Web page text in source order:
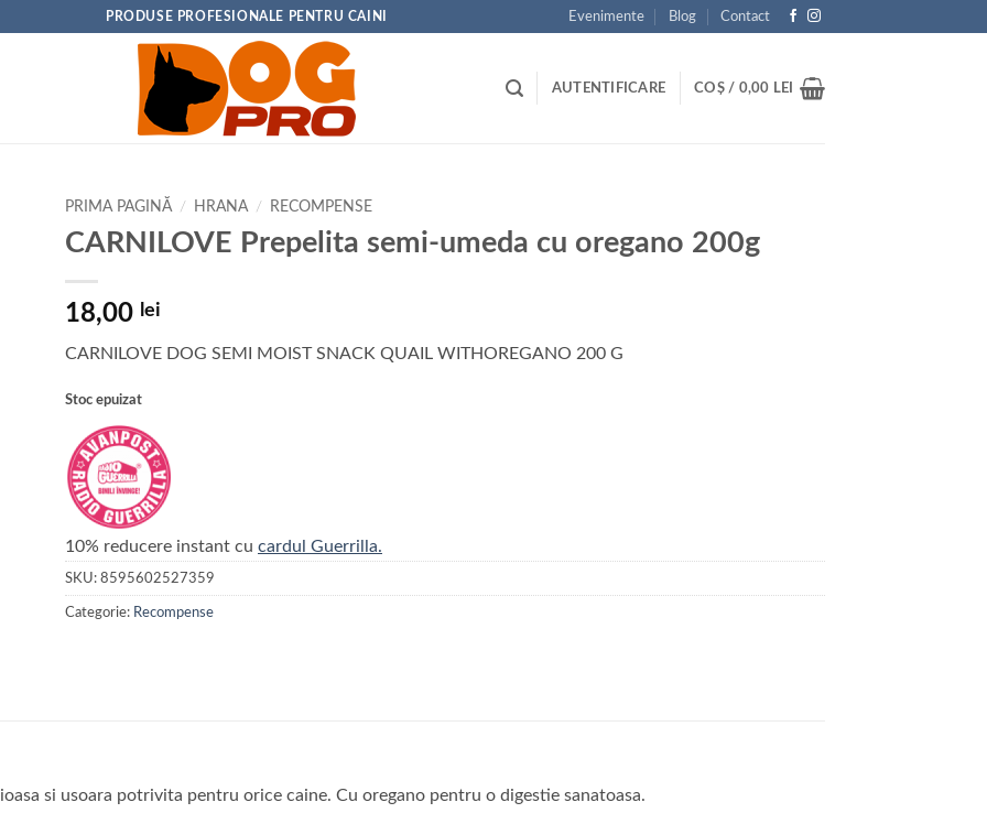
PRODUSE PROFESIONALE PENTRU CAINI Evenimente Blog Contact
AUTENTIFICARE COȘ / 0,00 LEI
PRIMA PAGINĂ / HRANA / RECOMPENSE
CARNILOVE Prepelita semi-umeda cu oregano 200g
18,00 lei
CARNILOVE DOG SEMI MOIST SNACK QUAIL WITHOREGANO 200 G
Stoc epuizat
10% reducere instant cu cardul Guerrilla.
SKU: 8595602527359
Categorie: Recompense
si usoara potrivita pentru orice caine. Cu oregano pentru o digestie sanatoasa.